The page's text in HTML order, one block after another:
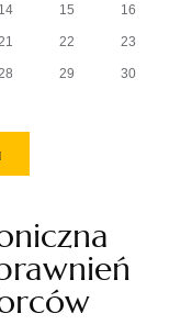
14 15 16
21 22 23
28 29 30